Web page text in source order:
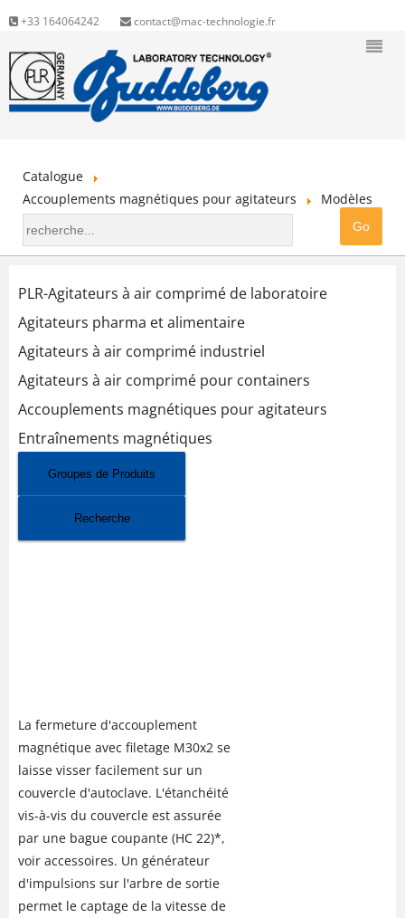
+33 164064242 contact@mac-technologie.fr
Catalogue
Accouplements magnétiques pour agitateurs
Modèles
PLR-Agitateurs à air comprimé de laboratoire
Agitateurs pharma et alimentaire
Agitateurs à air comprimé industriel
Agitateurs à air comprimé pour containers
Accouplements magnétiques pour agitateurs
Entraînements magnétiques
Groupes de Produits
Recherche
La fermeture d'accouplement
magnétique avec filetage M30x2 se
laisse visser facilement sur un
couvercle d'autoclave. L'étanchéité
vis-à-vis du couvercle est assurée
par une bague coupante (HC 22)*,
voir accessoires. Un générateur
d'impulsions sur l'arbre de sortie
permet le captage de la vitesse de